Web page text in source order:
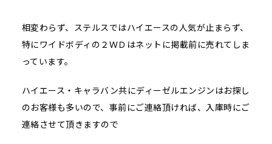
相変わらず、ステルスではハイエースの人気が止まらず、
特にワイドボディの２ＷＤはネットに掲載前に売れてしま
っています。
ハイエース・キャラバン共にディーゼルエンジンはお探し
のお客様も多いので、事前にご連絡頂ければ、入庫時にご
連絡させて頂きますので